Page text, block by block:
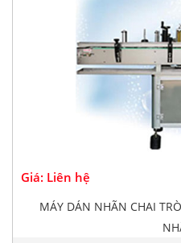
Giá: Liên hệ
MÁY DÁN NHÃN CHAI